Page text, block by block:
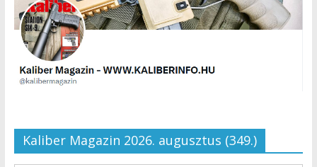
Kaliber Magazin 2026. augusztus (349.)